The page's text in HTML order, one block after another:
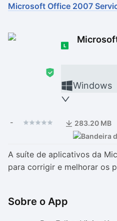
Microsoft Office 2007
Windows
- 283.20 MB
A suíte de aplicativos da
para corrigir e melhorar os
Sobre o App